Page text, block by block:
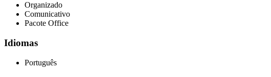
Organizado
Comunicativo
Pacote Office
Idiomas
Português